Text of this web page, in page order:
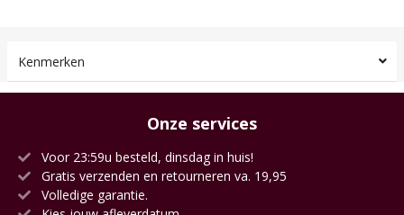
Kenmerken
Onze services
Voor 23:59u besteld, dinsdag in huis!
Gratis verzenden en retourneren va. 19,95
Volledige garantie.